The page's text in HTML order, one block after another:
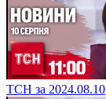
ТСН за 2024.08.10